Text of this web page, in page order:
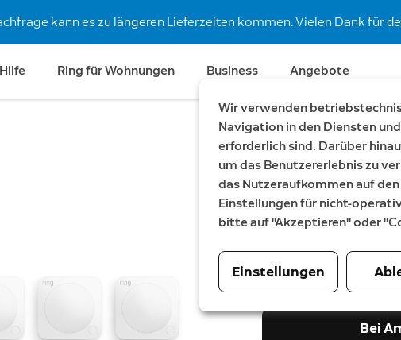
kann es zu längeren Lieferzeiten kommen. Vielen Dank für
Hilfe Ring für Wohnungen Business Angebote
Spare €119
Alarm +
im Paket - L
Jetzt
329,99 €War
449,93
Bei
Wir verwenden
Navigation in den Diensten
erforderlich sind. Darüber
um das Benutzererlebnis zu
das Nutzeraufkommen auf
Einstellungen für nicht-
bitte auf "Akzeptieren" oder
Einstellungen